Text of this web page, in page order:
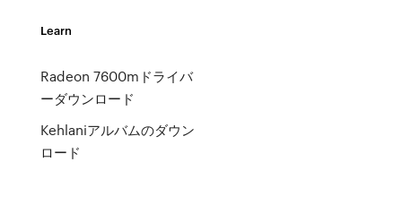
Learn
Radeon 7600mドライバ
ーダウンロード
Kehlaniアルバムのダウン
ロード